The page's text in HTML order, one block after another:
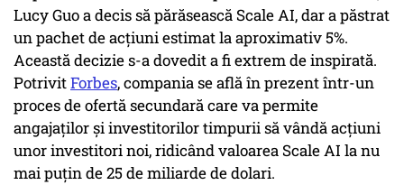
Lucy Guo a decis să părăsească Scale AI, dar a păstrat
un pachet de acțiuni estimat la aproximativ 5%.
Această decizie s-a dovedit a fi extrem de inspirată.
PotrivitForbes, compania se află în prezent într-un
proces de ofertă secundară care va permite
angajaților și investitorilor timpurii să vândă acțiuni
unor investitori noi, ridicând valoarea Scale AI la nu
mai puțin de 25 de miliarde de dolari.